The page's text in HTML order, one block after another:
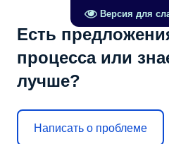
Версия для
Есть
процесса или
лучше?
Написать о проблеме